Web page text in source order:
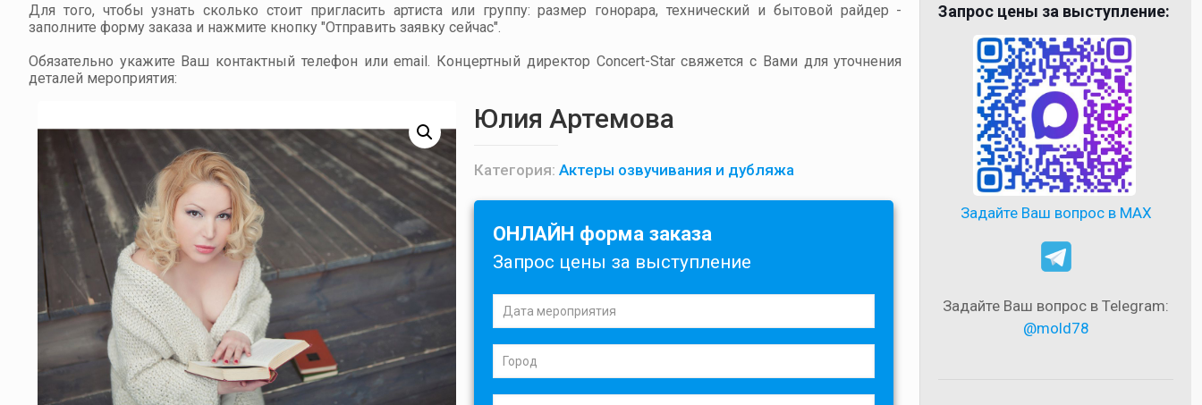
Для того, чтобы узнать сколько стоит пригласить артиста или группу: размер гонорара, технический и бытовой райдер -
заполните форму заказа и нажмите кнопку "Отправить заявку сейчас".
Обязательно укажите Ваш контактный телефон или email. Концертный директор Concert-Star свяжется с Вами для уточнения
деталей мероприятия:
Юлия Артемова
Категория: Актеры озвучивания и дубляжа
ОНЛАЙН форма заказа
Запрос цены за выступление
Запрос цены за выступление:
Задайте Ваш вопрос в MAX
Задайте Ваш вопрос в Telegram:
@mold78